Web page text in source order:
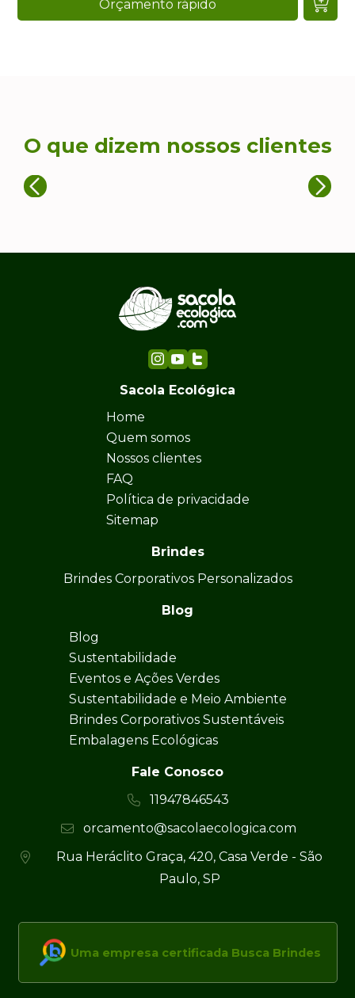
Orçamento rápido
O que dizem nossos clientes
Sacola Ecológica
Home
Quem somos
Nossos clientes
FAQ
Política de privacidade
Sitemap
Brindes
Brindes Corporativos Personalizados
Blog
Blog
Sustentabilidade
Eventos e Ações Verdes
Sustentabilidade e Meio Ambiente
Brindes Corporativos Sustentáveis
Embalagens Ecológicas
Fale Conosco
11947846543
orcamento@sacolaecologica.com
Rua Heráclito Graça, 420, Casa Verde - São
Paulo, SP
Uma empresa certificada Busca Brindes